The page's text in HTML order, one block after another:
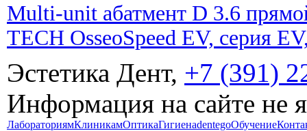
Multi-unit абатмент D 3.6
TECH OsseoSpeed EV, серия
Эстетика Дент, +7 (391)
Информация на сайте не
ЛабораториямКлиникамОптикаГигиенаdentegoОбучение